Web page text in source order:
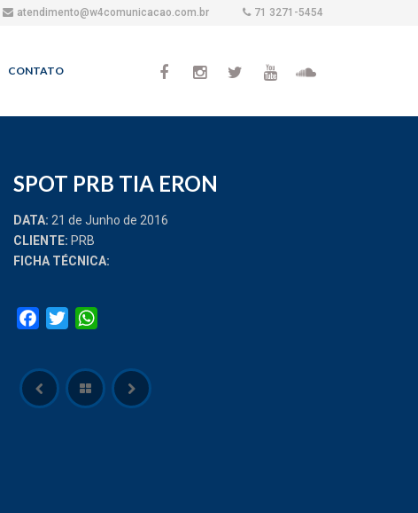
atendimento@w4comunicacao.com.br 71 3271-5454
CONTATO
SPOT PRB TIA ERON
DATA: 21 de Junho de 2016
CLIENTE: PRB
FICHA TÉCNICA:
Facebook
Twitter